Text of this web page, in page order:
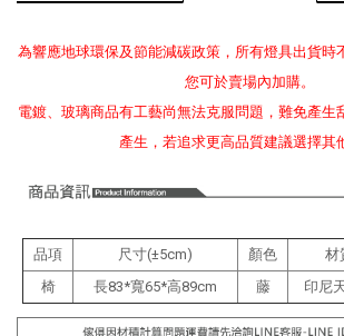
為響應地球環保及節能減碳政策，所有燈具出貨時
您可於賣場內加購。
電鍍、玻璃商品有工藝尚無法克服問題，難免產生
產生，若追求更高品質建議選擇其
品項 尺寸(±5cm) 顏色 材
椅
長83*寬65*高89cm 藤 印尼